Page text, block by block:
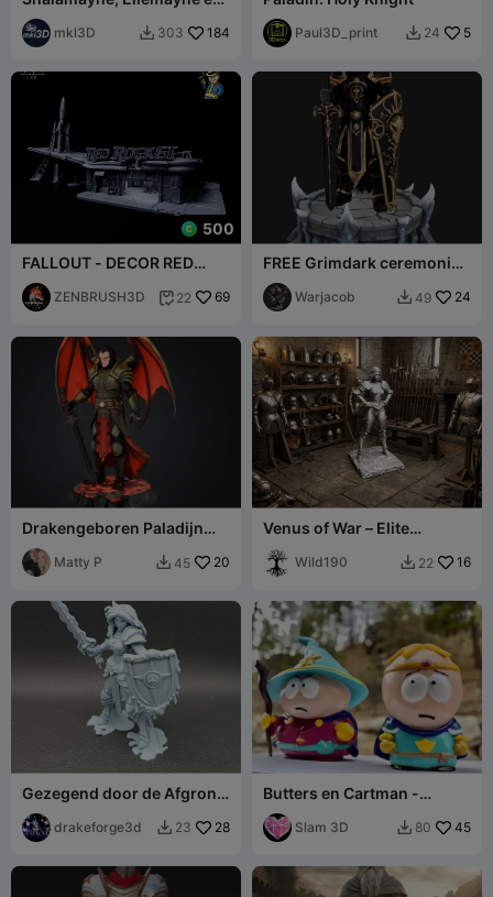
Shalla'tor voor Dummy 13
mkl3D  303 184 Paul3D_print  24 5
500
FALLOUT - DECOR RED
ROCKET + SERVO ARMOR T
- 60 ZENBRUSH3D  22 69
FREE Grimdark ceremonial
paladin
Warjacob  49 24
Drakengeboren Paladijn
D&D Miniatuur
Matty P  45 20
Venus of War – Elite
Vrouwelijke Ridder Waifu
Wild190  22 16
Gezegend door de Afgrond
– Ooze Paladin - Fantasy
DnD drakeforge3d  23 28
Butters en Cartman -
Southpark Stick of Truth
Slam 3D  80 45